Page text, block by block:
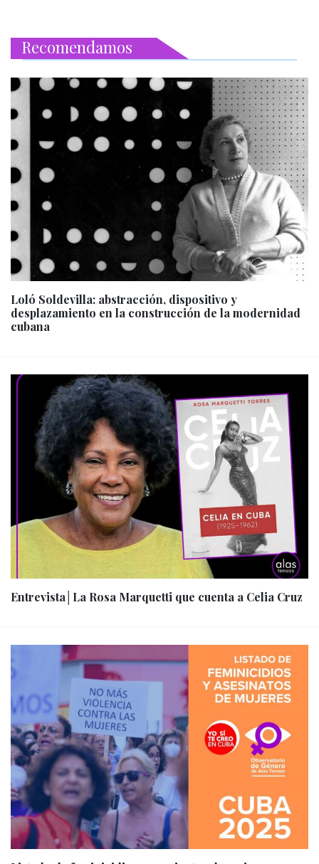
Recomendamos
Loló Soldevilla: abstracción, dispositivo y
desplazamiento en la construcción de la modernidad
cubana
Entrevista│La Rosa Marquetti que cuenta a Celia Cruz